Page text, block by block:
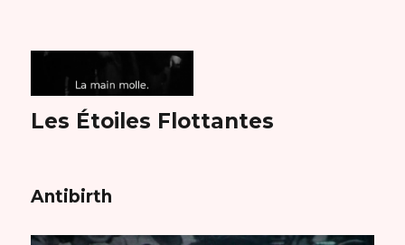
Les Étoiles Flottantes
Antibirth